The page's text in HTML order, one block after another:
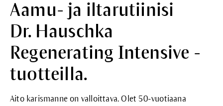
Aamu- ja iltarutiinisi
Dr. Hauschka
Regenerating Intensive -
tuotteilla.
Aito karismanne on valloittava. Olet 50-vuotiaana